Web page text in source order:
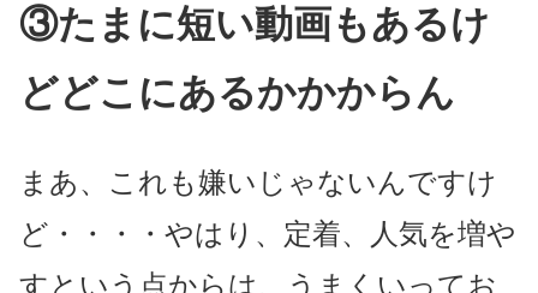
③たまに短い動画もあるけ
どどこにあるかかからん
まあ、これも嫌いじゃないんですけ
ど・・・・やはり、定着、人気を増や
すという点からは、うまくいってお